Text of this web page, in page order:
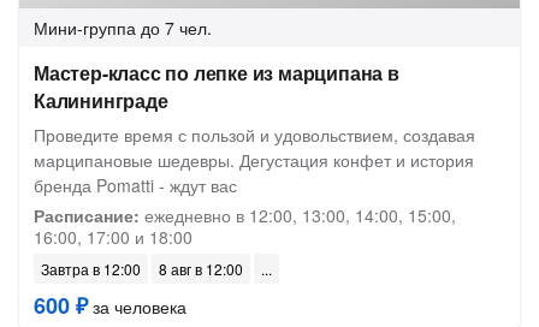
Мини-группа до 7 чел.
Мастер-класс по лепке из марципана в
Калининграде
Проведите время с пользой и удовольствием, создавая
марципановые шедевры. Дегустация конфет и история
бренда Pomatti - ждут вас
Расписание: ежедневно в 12:00, 13:00, 14:00, 15:00,
16:00, 17:00 и 18:00
Завтра в 12:00 8 авг в 12:00
600 ₽за человека